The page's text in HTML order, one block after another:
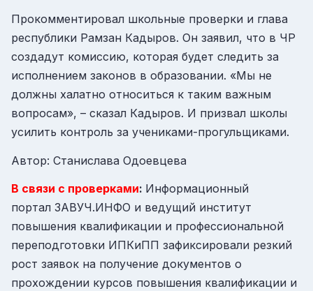
Прокомментировал школьные проверки и глава
республики Рамзан Кадыров. Он заявил, что в ЧР
создадут комиссию, которая будет следить за
исполнением законов в образовании. «Мы не
должны халатно относиться к таким важным
вопросам», – сказал Кадыров. И призвал школы
усилить контроль за учениками-прогульщиками.
Автор: Станислава Одоевцева
В связи с проверками: Информационный
портал ЗАВУЧ.ИНФО и ведущий институт
повышения квалификации и профессиональной
переподготовки ИПКиПП зафиксировали резкий
рост заявок на получение документов о
прохождении курсов повышения квалификации и